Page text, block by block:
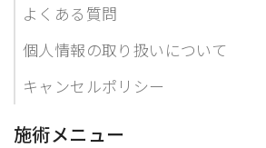
よくある質問
個人情報の取り扱いについて
キャンセルポリシー
施術メニュー